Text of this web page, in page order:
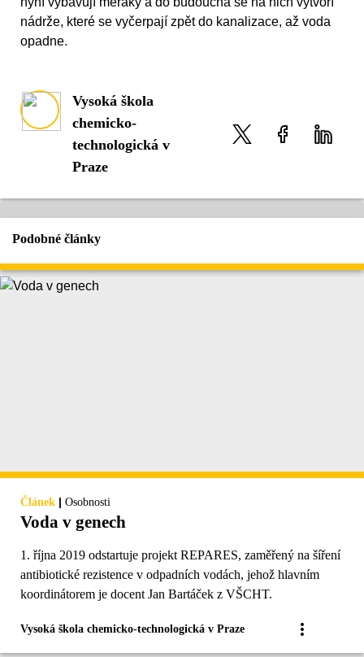
nádrže, které se vyčerpají zpět do kanalizace, až voda
opadne.
Vysoká škola
chemicko-
technologická v
Praze
Podobné články
Článek | Osobnosti
Voda v genech
1. října 2019 odstartuje projekt REPARES, zaměřený na šíření
antibiotické rezistence v odpadních vodách, jehož hlavním
koordinátorem je docent Jan Bartáček z VŠCHT.
Vysoká škola chemicko-technologická v Praze